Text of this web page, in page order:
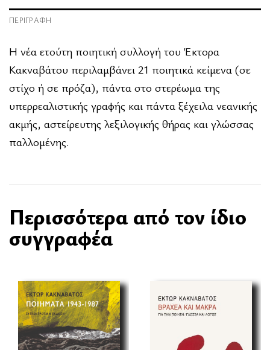
ΠΕΡΙΓΡΑΦΉ
Η νέα ετούτη ποιητική συλλογή του Έκτορα
Κακναβάτου περιλαμβάνει 21 ποιητικά κείμενα (σε
στίχο ή σε πρόζα), πάντα στο στερέωμα της
υπερρεαλιστικής γραφής και πάντα ξέχειλα νεανικής
ακμής, αστείρευτης λεξιλογικής θήρας και γλώσσας
παλλομένης.
Περισσότερα από τον ίδιο
συγγραφέα